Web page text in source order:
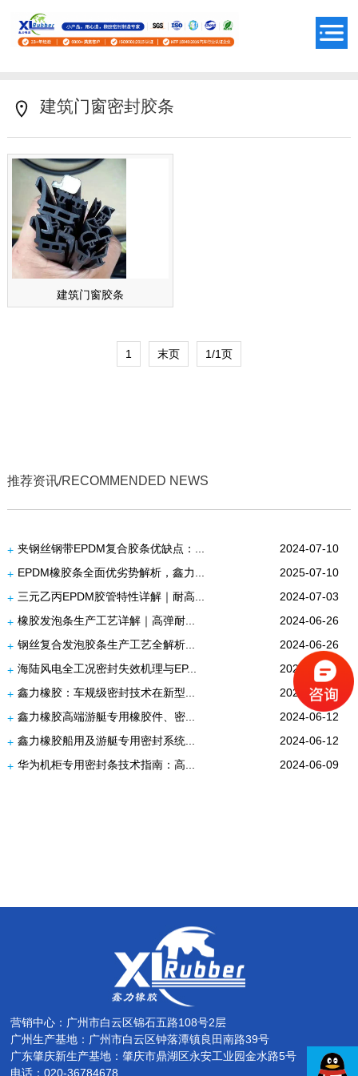
建筑门窗密封胶条
建筑门窗胶条
1 末页 1/1页
推荐资讯/RECOMMENDED NEWS
+ 夹钢丝钢带EPDM复合胶条优缺点：...
2024-07-10
+ EPDM橡胶条全面优劣势解析，鑫力...
2025-07-10
+ 三元乙丙EPDM胶管特性详解｜耐高...
2024-07-03
+ 橡胶发泡条生产工艺详解｜高弹耐...
2024-06-26
+ 钢丝复合发泡胶条生产工艺全解析...
2024-06-26
+ 海陆风电全工况密封失效机理与EP...
2024-06-18
+ 鑫力橡胶：车规级密封技术在新型...
2024-06-13
+ 鑫力橡胶高端游艇专用橡胶件、密...
2024-06-12
+ 鑫力橡胶船用及游艇专用密封系统...
2024-06-12
+ 华为机柜专用密封条技术指南：高... 2024-06-09
营销中心：广州市白云区锦石五路108号2层
广州生产基地：广州市白云区钟落潭镇良田南路39号
广东肇庆新生产基地：肇庆市鼎湖区永安工业园金水路5号
电话：020-36784678